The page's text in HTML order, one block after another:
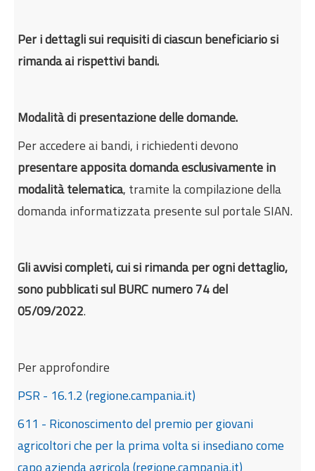
Per i dettagli sui requisiti di ciascun beneficiario si
rimanda ai rispettivi bandi.
Modalità di presentazione delle domande.
Per accedere ai bandi, i richiedenti devono
presentare apposita domanda esclusivamente in
modalità telematica, tramite la compilazione della
domanda informatizzata presente sul portale SIAN.
Gli avvisi completi, cui si rimanda per ogni dettaglio,
sono pubblicati sul BURC numero 74 del
05/09/2022.
Per approfondire
PSR - 16.1.2 (regione.campania.it)
611 - Riconoscimento del premio per giovani
agricoltori che per la prima volta si insediano come
capo azienda agricola (regione.campania.it)